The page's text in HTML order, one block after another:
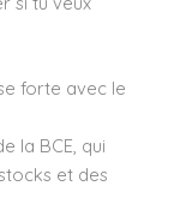
forte avec le
la BCE, qui
et des